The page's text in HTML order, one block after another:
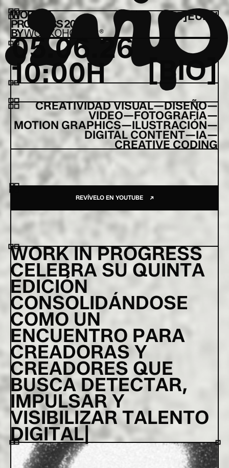
WORK IN PROGRESS 2026 - WORKOHOLICS [ES]EUEN
05 .06 26
10:00H [BIO]
CREATIVIDAD VISUAL—DISEÑO—
VIDEO—FOTOGRAFÍA—
MOTION GRAPHICS—ILUSTRACIÓN—
DIGITAL CONTENT—IA—
CREATIVE CODING
REVÍVELO EN YOUTUBE →
WORK IN PROGRESS
CELEBRA SU QUINTA
EDICIÓN
CONSOLIDÁNDOSE
COMO UN
ENCUENTRO PARA
CREADORAS Y
CREADORES QUE
BUSCA DETECTAR,
IMPULSAR Y
VISIBILIZAR TALENTO
DIGITAL